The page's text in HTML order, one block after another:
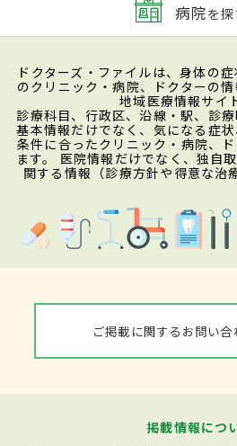
病院を
ドクターズ・ファイルは、身体の
のクリニック・病院、ドクターの
地域医療情報サイ
診療科目、行政区、沿線・駅、診
基本情報だけでなく、気になる症
条件に合ったクリニック・病院、
ます。 医院情報だけでなく、独自
関する情報（診療方針や得意な治
ご掲載に関するお問い合
掲載情報につ